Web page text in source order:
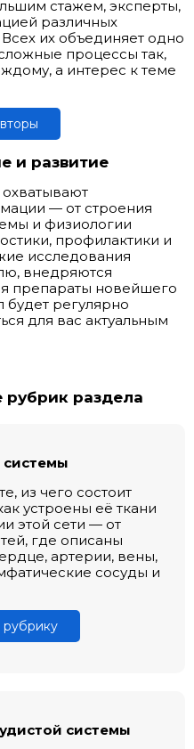
стажем, эксперты,
различных
их объединяет одно
процессы так,
а интерес к теме
и развитие
— от строения
и физиологии
профилактики и
исследования
внедряются
препараты новейшего
будет регулярно
для вас актуальным
рубрик раздела
системы
из чего состоит
устроены её ткани
этой сети — от
где описаны
артерии, вены,
сосуды и
рубрику
системы